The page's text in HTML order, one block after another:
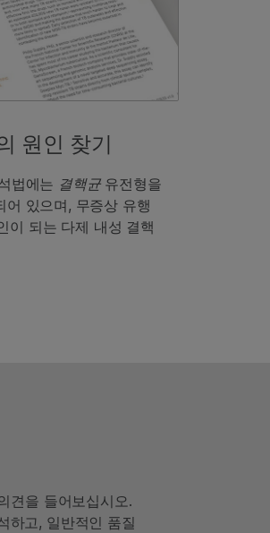
원인 찾기
법에는 결핵균유전형을
어 있으며, 무증상 유행
이 되는 다제 내성 결핵
견을 들어보십시오.
하고, 일반적인 품질